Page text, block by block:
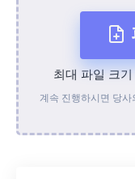
최대 파일 크기
계속 진행하시면 당사